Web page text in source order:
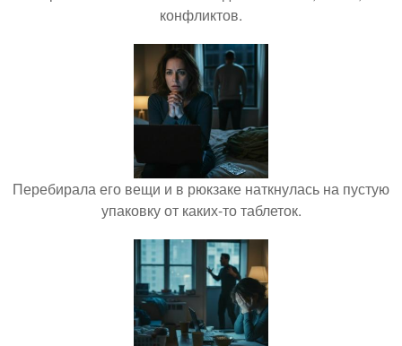
конфликтов.
Перебирала его вещи и в рюкзаке наткнулась на пустую
упаковку от каких-то таблеток.